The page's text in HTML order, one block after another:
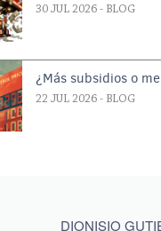
30 JUL 2026 - BLOG
¿Más subsidios o
22 JUL 2026 - BLOG
footer
DIONISIO